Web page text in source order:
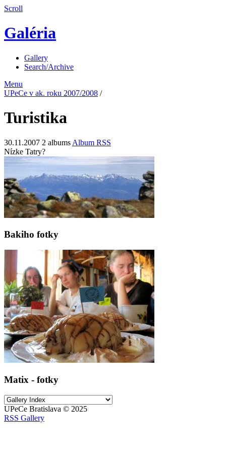
Scroll
Galéria
Gallery
Search/Archive
Menu
UPeCe v ak. roku 2007/2008 /
Turistika
30.11.2007 2 albums Album RSS
Nízke Tatry?
Bakiho fotky
Matix - fotky
UPeCe Bratislava © 2025
RSS Gallery